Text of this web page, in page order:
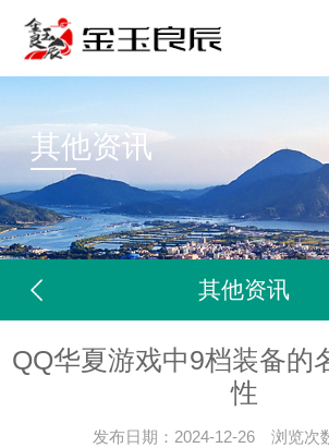
其他资讯
其他资讯
QQ华夏游戏中9档装备的
性
发布日期：2024-12-26 浏览次